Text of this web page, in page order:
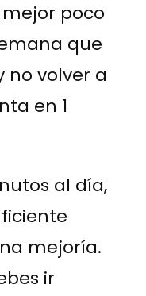
poco
que
no volver a
en 1
al día,
mejoría.
ir